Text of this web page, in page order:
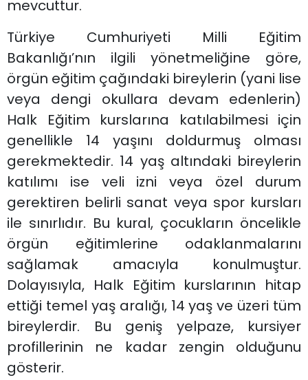
mevcuttur.
Türkiye Cumhuriyeti Milli Eğitim
Bakanlığı’nın ilgili yönetmeliğine göre,
örgün eğitim çağındaki bireylerin (yani lise
veya dengi okullara devam edenlerin)
Halk Eğitim kurslarına katılabilmesi için
genellikle 14 yaşını doldurmuş olması
gerekmektedir. 14 yaş altındaki bireylerin
katılımı ise veli izni veya özel durum
gerektiren belirli sanat veya spor kursları
ile sınırlıdır. Bu kural, çocukların öncelikle
örgün eğitimlerine odaklanmalarını
sağlamak amacıyla konulmuştur.
Dolayısıyla, Halk Eğitim kurslarının hitap
ettiği temel yaş aralığı, 14 yaş ve üzeri tüm
bireylerdir. Bu geniş yelpaze, kursiyer
profillerinin ne kadar zengin olduğunu
gösterir.